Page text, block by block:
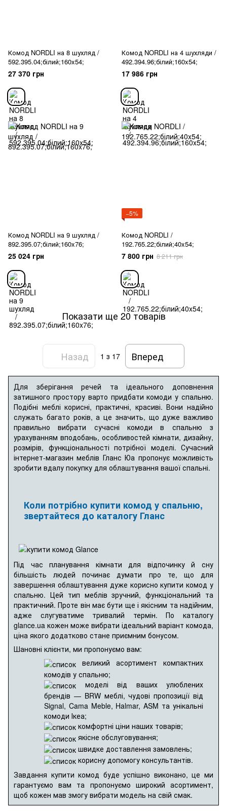
Комод NORDLI на 8 шухляд /
592.395.04;білий;160x54;
27 370 грн
Комод NORDLI на 4 шухляди /
492.394.96;білий;160x54;
17 986 грн
Комод NORDLI на 9 шухляд /
892.395.07;білий;160x76;
25 024 грн
−5%
Комод NORDLI /
192.765.22;білий;40x54;
7 800 грн 8 211 грн
Показати ще 20 товарів
Назад 1 з 17 Вперед
Для зберігання речей та ідеального доповнення
затишного простору варто придбати комоди у спальню.
Подібні меблі корисні, практичні, красиві. Вони надійно
служать багато років, а це значить, що дуже важливо
правильно вибрати сучасні комоди в спальню з
урахуванням вподобань, особливостей кімнати, дизайну,
розмірів, функціональності потрібної моделі. Сучасний
інтернет-магазин меблів Гланс Юа пропонує можливість
зробити вдалу покупку для облаштування вашої спальні.
Коли потрібно купити комод у спальню,
звертайтеся до каталогу Гланс
Під час планування кімнати для відпочинку й сну
більшість людей починає думати про те, що для
завершення облаштування дуже корисно купити комод у
спальню. Цей тип меблів зручний, функціональний та
практичний. Проте він має бути ще і якісним та надійним,
адже слугуватиме тривалий термін. По каталогу
glance.ua кожен може вибрати ідеальний варіант комода,
ціна якого додатково стане приємним бонусом.
Шановні клієнти, ми пропонуємо вам:
великий асортимент компактних
комодів у спальню;
моделі від ваших улюблених
брендів — BRW меблі, чудові пропозиції від
Signal, Cama Meble, Halmar, ASM та унікальні
комоди Ікеа;
комфортні ціни наших товарів;
якісне обслуговування;
швидке доставлення замовлень;
корисну допомогу консультантів.
Завдання купити комод буде успішно виконано, це ми
гарантуємо вам та пропонуємо широкий асортимент,
щоб кожен мав змогу вибрати модель на свій смак.